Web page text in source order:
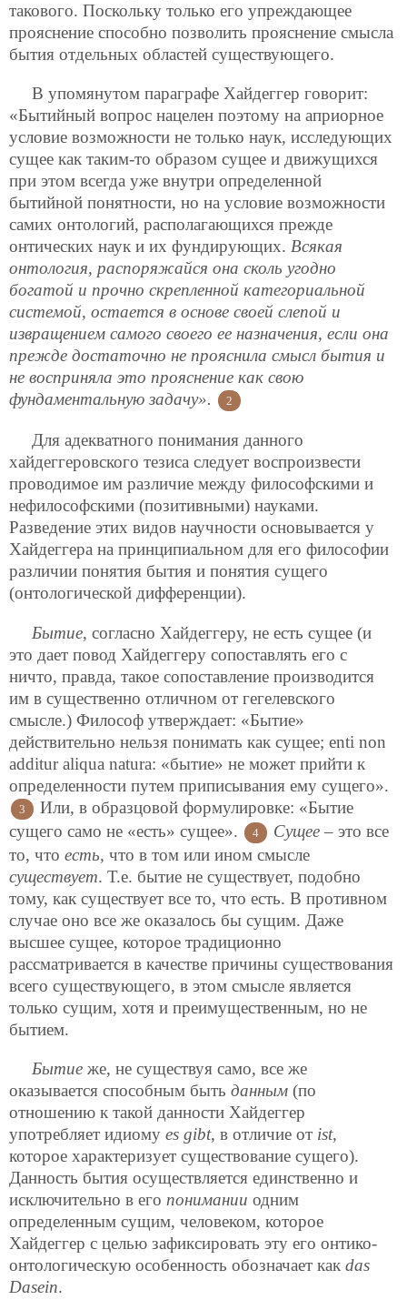
такового. Поскольку только его упреждающее
прояснение способно позволить прояснение смысла
бытия отдельных областей существующего.
В упомянутом параграфе Хайдеггер говорит:
«Бытийный вопрос нацелен поэтому на априорное
условие возможности не только наук, исследующих
сущее как таким-то образом сущее и движущихся
при этом всегда уже внутри определенной
бытийной понятности, но на условие возможности
самих онтологий, располагающихся прежде
онтических наук и их фундирующих. Всякая
онтология, распоряжайся она сколь угодно
богатой и прочно скрепленной категориальной
системой, остается в основе своей слепой и
извращением самого своего ее назначения, если она
прежде достаточно не прояснила смысл бытия и
не восприняла это прояснение как свою
фундаментальную задачу».
2
Для адекватного понимания данного
хайдеггеровского тезиса следует воспроизвести
проводимое им различие между философскими и
нефилософскими (позитивными) науками.
Разведение этих видов научности основывается у
Хайдеггера на принципиальном для его философии
различии понятия бытия и понятия сущего
(онтологической дифференции).
Бытие, согласно Хайдеггеру, не есть сущее (и
это дает повод Хайдеггеру сопоставлять его с
ничто, правда, такое сопоставление производится
им в существенно отличном от гегелевского
смысле.) Философ утверждает: «Бытие»
действительно нельзя понимать как сущее; enti non
additur aliqua natura: «бытие» не может прийти к
определенности путем приписывания ему сущего».
3
Или, в образцовой формулировке: «Бытие
сущего само не «есть» сущее».
4 Сущее – это все
то, что есть, что в том или ином смысле
существует. Т.е. бытие не существует, подобно
тому, как существует все то, что есть. В противном
случае оно все же оказалось бы сущим. Даже
высшее сущее, которое традиционно
рассматривается в качестве причины существования
всего существующего, в этом смысле является
только сущим, хотя и преимущественным, но не
бытием.
Бытие же, не существуя само, все же
оказывается способным быть данным (по
отношению к такой данности Хайдеггер
употребляет идиому es gibt, в отличие от ist,
которое характеризует существование сущего).
Данность бытия осуществляется единственно и
исключительно в его понимании одним
определенным сущим, человеком, которое
Хайдеггер с целью зафиксировать эту его онтико-
онтологическую особенность обозначает как das
Dasein.